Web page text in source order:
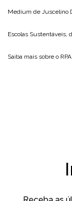
Medium de Juscelino
Escolas Sustentáveis,
Saiba mais sobre o RPA